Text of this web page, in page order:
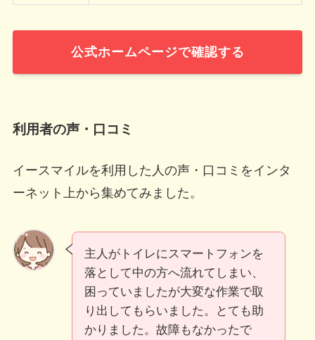
公式ホームページで確認する
利用者の声・口コミ
イースマイルを利用した人の声・口コミをインタ
ーネット上から集めてみました。
主人がトイレにスマートフォンを
落として中の方へ流れてしまい、
困っていましたが大変な作業で取
り出してもらいました。とても助
かりました。故障もなかったで